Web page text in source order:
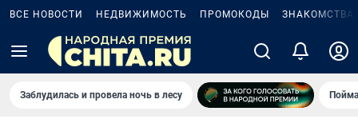
ВСЕ НОВОСТИ НЕДВИЖИМОСТЬ ПРОМОКОДЫ ЗНАКОМСТВА
Заблудилась и провела ночь в лесу